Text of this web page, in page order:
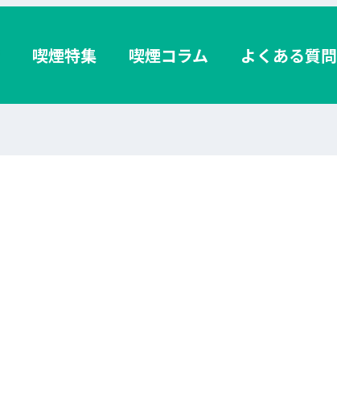
喫煙特集 喫煙コラム よくある質問